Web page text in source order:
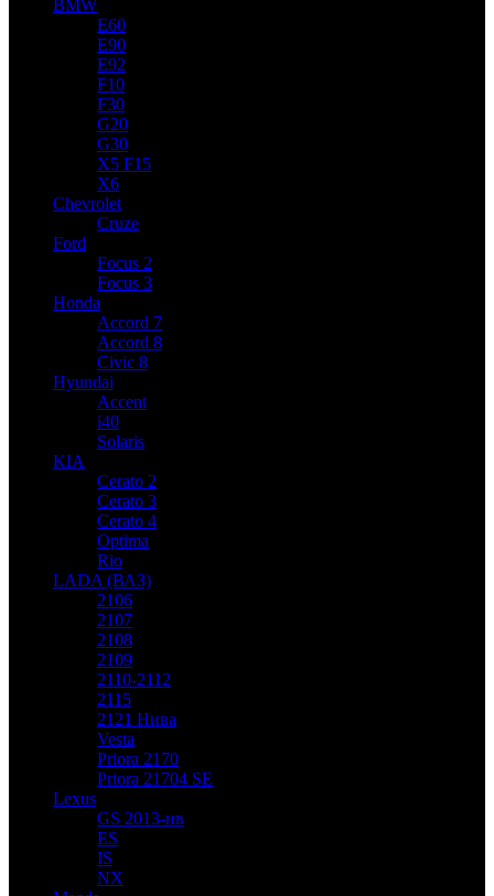
BMW
E60
E90
E92
F10
F30
G20
G30
X5 F15
X6
Chevrolet
Cruze
Ford
Focus 2
Focus 3
Honda
Accord 7
Accord 8
Civic 8
Hyundai
Accent
i40
Solaris
KIA
Cerato 2
Cerato 3
Cerato 4
Optima
Rio
LADA (ВАЗ)
2106
2107
2108
2109
2110-2112
2115
2121 Нива
Vesta
Priora 2170
Priora 21704 SE
Lexus
GS 2013-нв
ES
IS
NX